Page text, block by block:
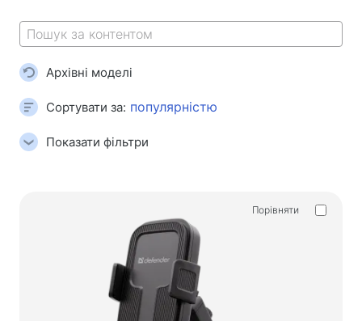
Килимки для миші
Ігрові клавіатури
Iгрові гарнітури
Геймпади
Ігрові миші
Ігрові столи
Ігрові меблі та аксесуари
Фурнітура та запчастини для стільців
Сортувати за:
Архівні моделі
Показати фільтри
Порівняти